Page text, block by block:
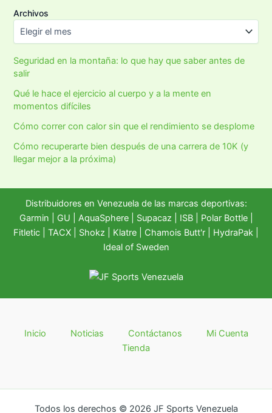
Archivos
Seguridad en la montaña: lo que hay que saber antes de
salir
Qué le hace el ejercicio al cuerpo y a la mente en
momentos difíciles
Cómo correr con calor sin que el rendimiento se desplome
Cómo recuperarte bien después de una carrera de 10K (y
llegar mejor a la próxima)
Distribuidores en Venezuela de las marcas deportivas:
Garmin
GU AquaSphere| Supacaz | ISB | Polar Bottle|
Fitletic
TACX Shokz Klatre Chamois Butt'r HydraPak
Ideal of Sweden
Inicio Noticias Contáctanos
Mi Cuenta
Tienda
Todos los derechos © 2026 JF Sports Venezuela